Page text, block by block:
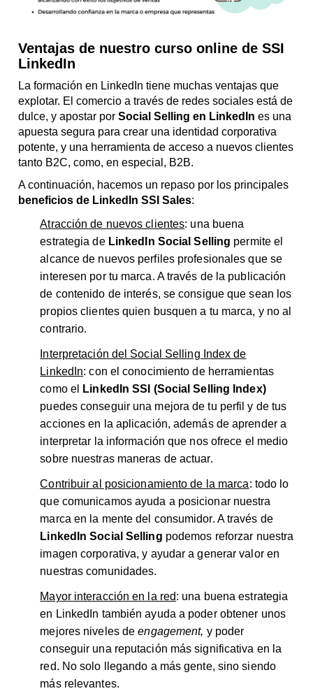
Ventajas de nuestro curso online de SSI
LinkedIn
La formación en LinkedIn tiene muchas ventajas que
explotar. El comercio a través de redes sociales está de
dulce, y apostar por Social Selling en LinkedIn es una
apuesta segura para crear una identidad corporativa
potente, y una herramienta de acceso a nuevos clientes
tanto B2C, como, en especial, B2B.
A continuación, hacemos un repaso por los principales
beneficios de LinkedIn SSI Sales:
Atracción de nuevos clientes: una buena
estrategia deLinkedIn Social Selling permite el
alcance de nuevos perfiles profesionales que se
interesen por tu marca. A través de la publicación
de contenido de interés, se consigue que sean los
propios clientes quien busquen a tu marca, y no al
contrario.
Interpretación del Social Selling Index de
LinkedIn: con el conocimiento de herramientas
como el
LinkedIn SSI (Social Selling Index)
puedes conseguir una mejora de tu perfil y de tus
acciones en la aplicación, además de aprender a
interpretar la información que nos ofrece el medio
sobre nuestras maneras de actuar.
Contribuir al posicionamiento de la marca: todo lo
que comunicamos ayuda a posicionar nuestra
marca en la mente del consumidor. A través de
LinkedIn Social Selling podemos reforzar nuestra
imagen corporativa, y ayudar a generar valor en
nuestras comunidades.
Mayor interacción en la red: una buena estrategia
en LinkedIn también ayuda a poder obtener unos
mejores niveles de engagement, y poder
conseguir una reputación más significativa en la
red. No solo llegando a más gente, sino siendo
más relevantes.